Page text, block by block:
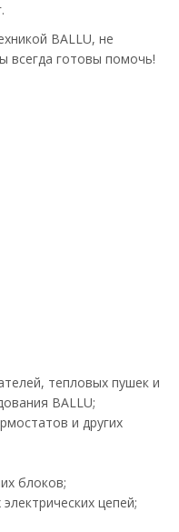
BALLU, не
всегда готовы помочь!
тепловых пушек и
BALLU;
и других
блоков;
цепей;